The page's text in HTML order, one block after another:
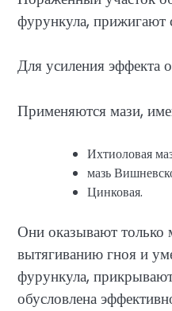
фурункула, прижигают
Для усиления эффекта
Применяются мази,
Ихтиоловая
мазь
Цинковая.
Они оказывают только
вытягиванию гноя и
фурункула,
обусловлена